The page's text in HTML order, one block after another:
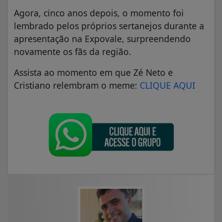
Agora, cinco anos depois, o momento foi
lembrado pelos próprios sertanejos durante a
apresentação na Expovale, surpreendendo
novamente os fãs da região.
Assista ao momento em que Zé Neto e
Cristiano relembram o meme: CLIQUE AQUI